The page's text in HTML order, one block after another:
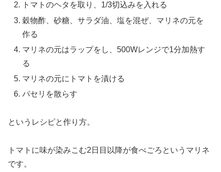
トマトのヘタを取り、1/3切込みを入れる
穀物酢、砂糖、サラダ油、塩を混ぜ、マリネの元を
作る
マリネの元はラップをし、500Wレンジで1分加熱す
る
マリネの元にトマトを漬ける
パセリを散らす
というレシピと作り方。
トマトに味が染みこむ2日目以降が食べごろというマリネ
です。